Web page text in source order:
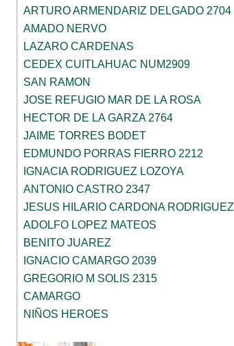
ARTURO ARMENDARIZ DELGADO 2704
AMADO NERVO
LAZARO CARDENAS
CEDEX CUITLAHUAC NUM2909
SAN RAMON
JOSE REFUGIO MAR DE LA ROSA
HECTOR DE LA GARZA 2764
JAIME TORRES BODET
EDMUNDO PORRAS FIERRO 2212
IGNACIA RODRIGUEZ LOZOYA
ANTONIO CASTRO 2347
JESUS HILARIO CARDONA RODRIGUEZ
ADOLFO LOPEZ MATEOS
BENITO JUAREZ
IGNACIO CAMARGO 2039
GREGORIO M SOLIS 2315
CAMARGO
NIÑOS HEROES